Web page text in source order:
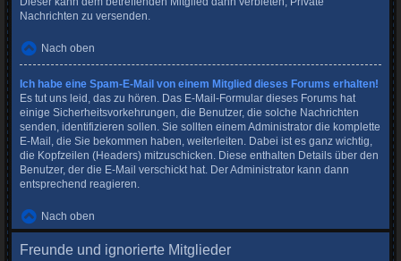
Nachrichten zu versenden.
Nach oben
Ich habe eine Spam-E-Mail von einem Mitglied dieses Forums erhalten!
Es tut uns leid, das zu hören. Das E-Mail-Formular dieses Forums hat
einige Sicherheitsvorkehrungen, die Benutzer, die solche Nachrichten
senden, identifizieren sollen. Sie sollten einem Administrator die komplette
E-Mail, die Sie bekommen haben, weiterleiten. Dabei ist es ganz wichtig,
die Kopfzeilen (Headers) mitzuschicken. Diese enthalten Details über den
Benutzer, der die E-Mail verschickt hat. Der Administrator kann dann
entsprechend reagieren.
Nach oben
Freunde und ignorierte Mitglieder